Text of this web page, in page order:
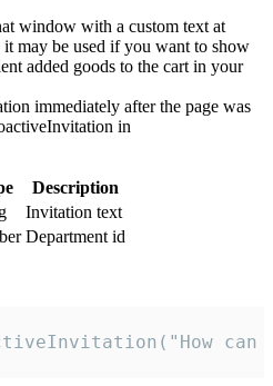
window with a custom text at
may be used if you want to show
added goods to the cart in your
immediately after the page was
in
Description
Invitation text
Department id